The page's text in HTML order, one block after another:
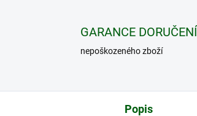
GARANCE DORUČENÍ
nepoškozeného zboží
Popis